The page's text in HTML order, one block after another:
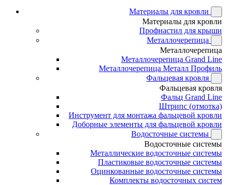
Материалы для кровли
Материалы для кровли
Профнастил для крыши
Металлочерепица
Металлочерепица
Металлочерепица Grand Line
Металлочерепица Металл Профиль
Фальцевая кровля
Фальцевая кровля
Фальц Grand Line
Штрипс (отмотка)
Инструмент для монтажа фальцевой кровли
Доборные элементы для фальцевой кровли
Водосточные системы
Водосточные системы
Металлические водосточные системы
Пластиковые водосточные системы
Оцинкованные водосточные системы
Комплекты водосточных систем